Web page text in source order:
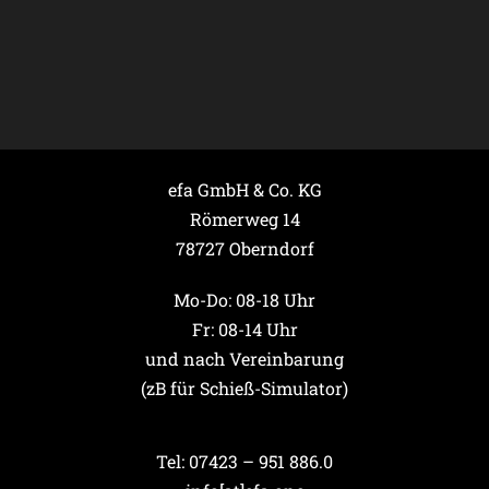
efa GmbH & Co. KG
Römerweg 14
78727 Oberndorf
Mo-Do: 08-18 Uhr
Fr: 08-14 Uhr
und nach Vereinbarung
(zB für Schieß-Simulator)
Tel: 07423 – 951 886.0